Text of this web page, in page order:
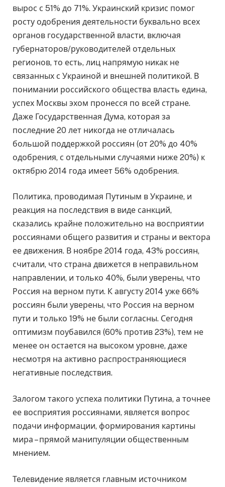
вырос с 51% до 71%. Украинский кризис помог
росту одобрения деятельности буквально всех
органов государственной власти, включая
губернаторов/руководителей отдельных
регионов, то есть, лиц напрямую никак не
связанных с Украиной и внешней политикой. В
понимании российского общества власть едина,
успех Москвы эхом пронесся по всей стране.
Даже Государственная Дума, которая за
последние 20 лет никогда не отличалась
большой поддержкой россиян (от 20% до 40%
одобрения, с отдельными случаями ниже 20%) к
октябрю 2014 года имеет 56% одобрения.
Политика, проводимая Путиным в Украине, и
реакция на последствия в виде санкций,
сказались крайне положительно на восприятии
россиянами общего развития и страны и вектора
ее движения. В ноябре 2014 года, 43% россиян,
считали, что страна движется в неправильном
направлении, и только 40%, были уверены, что
Россия на верном пути. К августу 2014 уже 66%
россиян были уверены, что Россия на верном
пути и только 19% не были согласны. Сегодня
оптимизм поубавился (60% против 23%), тем не
менее он остается на высоком уровне, даже
несмотря на активно распространяющиеся
негативные последствия.
Залогом такого успеха политики Путина, а точнее
ее восприятия россиянами, является вопрос
подачи информации, формирования картины
мира – прямой манипуляции общественным
мнением.
Телевидение является главным источником